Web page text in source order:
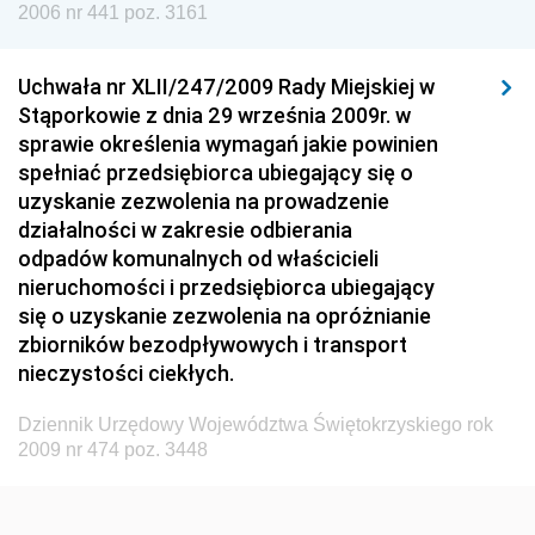
Dziennik Urzędowy Urzędu Lotnictwa Cywilnego
Dziennik Urzędowy Ministerstwa Hutnictwa i
Przemysłu Maszynowego
Dziennik Urzędowy Ministerstwa Zdrowia i Opieki
Społecznej
Dziennik Urzędowy Ministerstwa Rolnictwa, Leśnictwa
i Gospodarki Żywnościowej
Dziennik Urzędowy Ministra Spraw Wewnętrznych
Dziennik Urzędowy Ministra Transportu, Budownictwa
i Gospodarki Morskiej
Dziennik Urzędowy Ministra Administracji i Cyfryzacji
Dziennik Urzędowy Głównego Inspektora Ochrony
2006 nr 441 poz. 3161
Uchwała nr XLII/247/2009 Rady Miejskiej w
Stąporkowie z dnia 29 września 2009r. w
sprawie określenia wymagań jakie powinien
spełniać przedsiębiorca ubiegający się o
uzyskanie zezwolenia na prowadzenie
działalności w zakresie odbierania
odpadów komunalnych od właścicieli
nieruchomości i przedsiębiorca ubiegający
się o uzyskanie zezwolenia na opróżnianie
zbiorników bezodpływowych i transport
nieczystości ciekłych.
Dziennik Urzędowy Województwa Świętokrzyskiego rok
2009 nr 474 poz. 3448